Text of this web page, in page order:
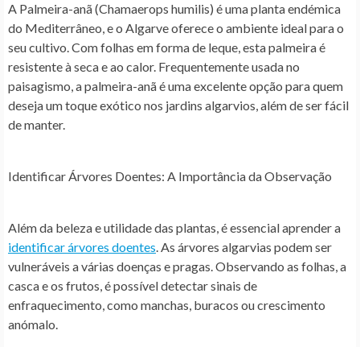
A Palmeira-anã (Chamaerops humilis) é uma planta endémica
do Mediterrâneo, e o Algarve oferece o ambiente ideal para o
seu cultivo. Com folhas em forma de leque, esta palmeira é
resistente à seca e ao calor. Frequentemente usada no
paisagismo, a palmeira-anã é uma excelente opção para quem
deseja um toque exótico nos jardins algarvios, além de ser fácil
de manter.
Identificar Árvores Doentes: A Importância da Observação
Além da beleza e utilidade das plantas, é essencial aprender a
identificar árvores doentes. As árvores algarvias podem ser
vulneráveis a várias doenças e pragas. Observando as folhas, a
casca e os frutos, é possível detectar sinais de
enfraquecimento, como manchas, buracos ou crescimento
anómalo.